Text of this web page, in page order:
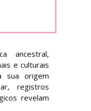
ancestral,
e culturais
sua origem
registros
revelam